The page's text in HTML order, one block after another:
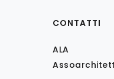
CONTATTI
ALA